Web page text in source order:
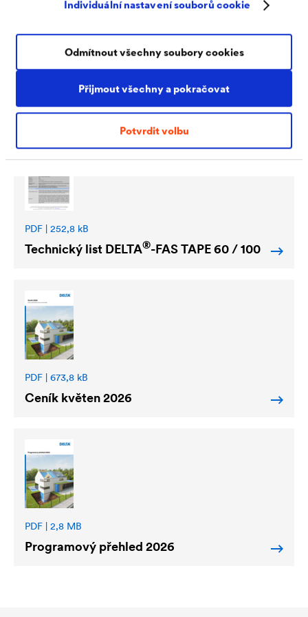
Individuální nastavení souborů cookie
Přijmout všechny a pokračovat
Potvrdit volbu
Odmítnout všechny soubory cookies
-FASÁDNÍ PROGRAM
PDF | 252,8 kB
Technický list DELTA®-FAS TAPE 60 / 100
PDF | 673,8 kB
Ceník květen 2026
PDF | 2,8 MB
Programový přehled 2026